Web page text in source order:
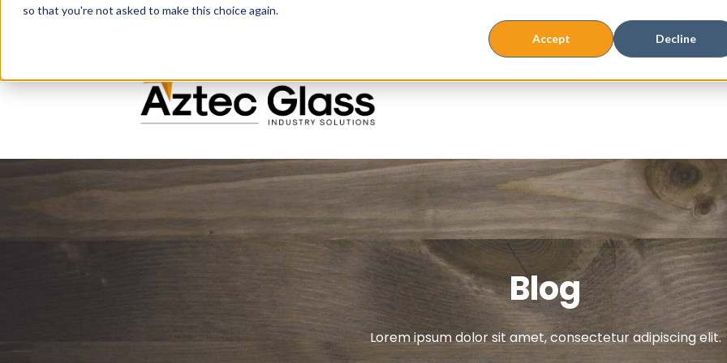
so that you're not asked to make this choice again.
Accept Decline
Blog
Lorem ipsum dolor sit amet, consectetur adipiscing elit.